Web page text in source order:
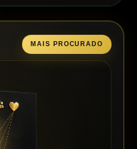
MAIS PROCURADO